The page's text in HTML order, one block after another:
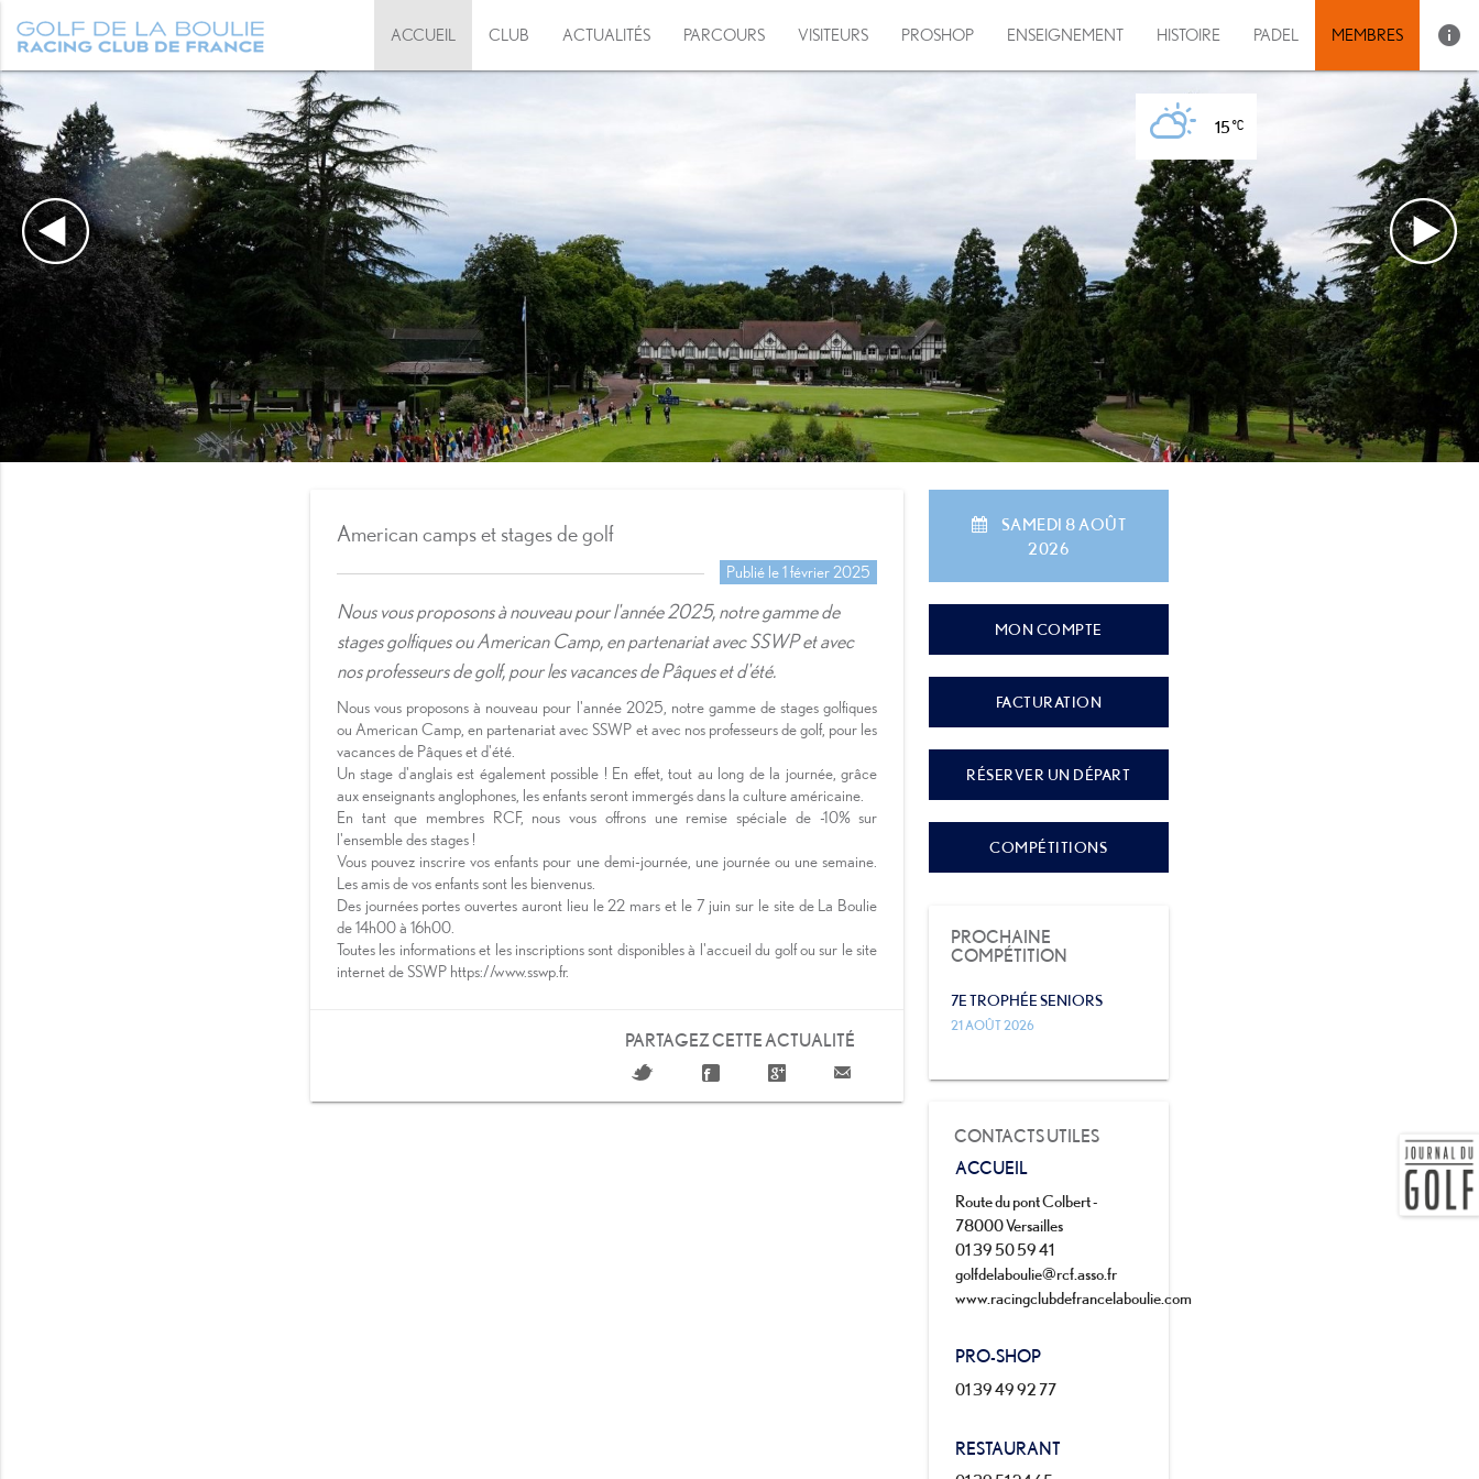
ACCUEIL CLUB ACTUALITÉS PARCOURS VISITEURS PROSHOP ENSEIGNEMENT HISTOIRE PADEL MEMBRES info
15
American camps et stages de golf
Publié le 1 février 2025
Nous vous proposons à nouveau pour l'année 2025, notre gamme de
stages golfiques ou American Camp, en partenariat avec SSWP et avec
nos professeurs de golf, pour les vacances de Pâques et d'été.
Nous vous proposons à nouveau pour l'année 2025, notre gamme de stages golfiques
ou American Camp, en partenariat avec SSWP et avec nos professeurs de golf, pour les
vacances de Pâques et d'été.
Un stage d'anglais est également possible ! En effet, tout au long de la journée, grâce
aux enseignants anglophones, les enfants seront immergés dans la culture américaine.
En tant que membres RCF, nous vous offrons une remise spéciale de -10% sur
l'ensemble des stages !
Vous pouvez inscrire vos enfants pour une demi-journée, une journée ou une semaine.
Les amis de vos enfants sont les bienvenus.
Des journées portes ouvertes auront lieu le 22 mars et le 7 juin sur le site de La Boulie
de 14h00 à 16h00.
Toutes les informations et les inscriptions sont disponibles à l'accueil du golf ou sur le site
internet de SSWP https://www.sswp.fr.
PARTAGEZ CETTE ACTUALITÉ
SAMEDI 8 AOÛT
2026
MON COMPTE
FACTURATION
RÉSERVER UN DÉPART
COMPÉTITIONS
PROCHAINE
COMPÉTITION
7E TROPHÉE SENIORS
21 AOÛT 2026
CONTACTS UTILES
ACCUEIL
Route du pont Colbert -
78000 Versailles
01 39 50 59 41
golfdelaboulie@rcf.asso.fr
www.racingclubdefrancelaboulie.com
PRO-SHOP
01 39 49 92 77
RESTAURANT